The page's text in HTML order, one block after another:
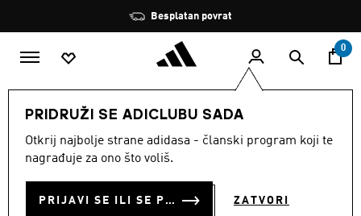
Zaustavi
rotaciju
Besplatan povrat
0
PRIDRUŽI SE ADICLUBU SADA
Otkrij najbolje strane adidasa - članski program koji te
nagrađuje za ono što voliš.
PRIJAVI SE ILI SE PRIDRUŽI SADA ZATVORI
Odjeća
ŠIROKA SKRAĆENA MAJICA
€ 32.50
22.50 Posljednja najniža cijena